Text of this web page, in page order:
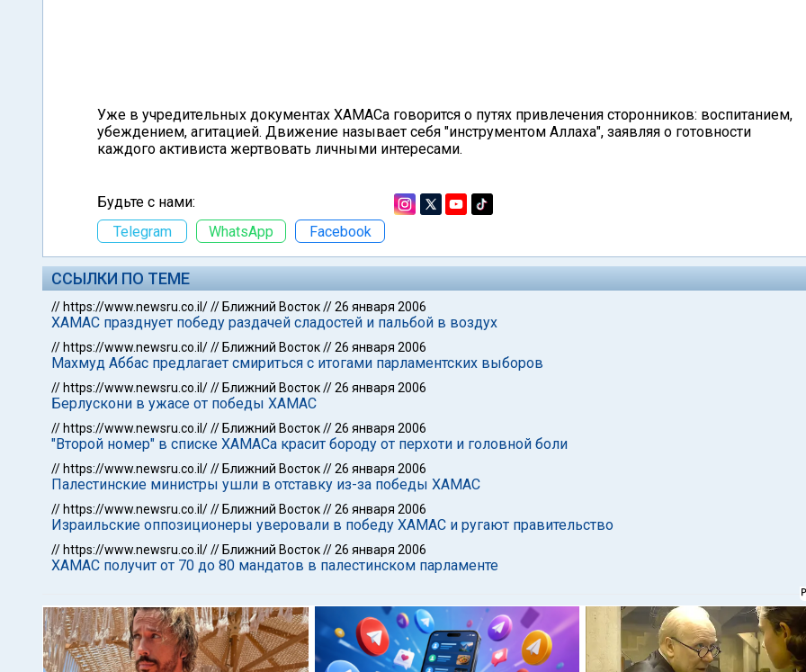
Уже в учредительных документах ХАМАСа говорится о путях привлечения сторонников: воспитанием,
убеждением, агитацией. Движение называет себя "инструментом Аллаха", заявляя о готовности
каждого активиста жертвовать личными интересами.
Будьте с нами:
Telegram
WhatsApp Facebook
ССЫЛКИ ПО ТЕМЕ
// https://www.newsru.co.il/// Ближний Восток//26 января 2006
ХАМАС празднует победу раздачей сладостей и пальбой в воздух
// https://www.newsru.co.il/// Ближний Восток//26 января 2006
Махмуд Аббас предлагает смириться с итогами парламентских выборов
// https://www.newsru.co.il/// Ближний Восток//26 января 2006
Берлускони в ужасе от победы ХАМАС
// https://www.newsru.co.il/// Ближний Восток//26 января 2006
"Второй номер" в списке ХАМАСа красит бороду от перхоти и головной боли
// https://www.newsru.co.il/// Ближний Восток//26 января 2006
Палестинские министры ушли в отставку из-за победы ХАМАС
// https://www.newsru.co.il/// Ближний Восток//26 января 2006
Израильские оппозиционеры уверовали в победу ХАМАС и ругают правительство
// https://www.newsru.co.il/// Ближний Восток//26 января 2006
ХАМАС получит от 70 до 80 мандатов в палестинском парламенте